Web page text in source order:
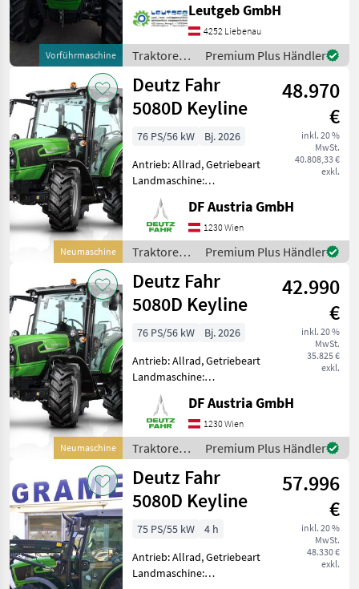
Vorführmaschine
Plattform: Kabine,
Zapfwellendrehzahl:
540/750/1000,
Höchstgeschwindigkeit in
km/h: 40 km/h, Aufladung:
Tur
Leutgeb GmbH
4252 Liebenau
Traktoren /
Deutz Fahr
Premium Plus Händler
Neumaschine
Deutz Fahr
5080D Keyline
48.970
€
inkl. 20 %
MwSt.
40.808,33 €
exkl.
76 PS/56 kW
Bj. 2026
Antrieb: Allrad, Getriebeart
Landmaschine:
Lastschaltgetriebe,
Plattform: Kabine,
Zapfwellendrehzahl:
540/540E/1000,
Höchstgeschwindigkeit in
km/h: 40 km/h, Aufladung:
Tu
DF Austria GmbH
1230 Wien
Traktoren /
Deutz Fahr
Premium Plus Händler
Neumaschine
Deutz Fahr
5080D Keyline
42.990
€
inkl. 20 %
MwSt.
35.825 €
exkl.
76 PS/56 kW
Bj. 2026
Antrieb: Allrad, Getriebeart
Landmaschine:
Schaltgetriebe, Plattform:
Kabine,
Zapfwellendrehzahl:
540/540E,
Höchstgeschwindigkeit in
km/h: 40 km/h, Aufladung:
Turbolader
DF Austria GmbH
1230 Wien
Traktoren /
Deutz Fahr
Premium Plus Händler
Deutz Fahr
5080D Keyline
57.996
€
inkl. 20 %
MwSt.
48.330 €
exkl.
75 PS/55 kW
4 h
Antrieb: Allrad, Getriebeart
Landmaschine: